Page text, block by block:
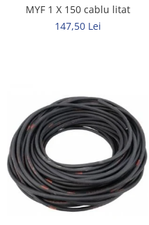
MYF 1 X 150 cablu litat
147,50 Lei